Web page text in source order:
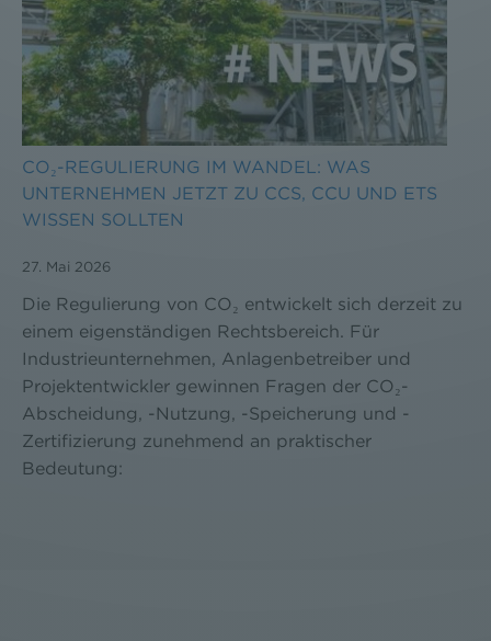
CO₂-REGULIERUNG IM WANDEL: WAS
UNTERNEHMEN JETZT ZU CCS, CCU UND ETS
WISSEN SOLLTEN
27. Mai 2026
Die Regulierung von CO₂ entwickelt sich derzeit zu
einem eigenständigen Rechtsbereich. Für
Industrieunternehmen, Anlagenbetreiber und
Projektentwickler gewinnen Fragen der CO₂-
Abscheidung, -Nutzung, -Speicherung und -
Zertifizierung zunehmend an praktischer
Bedeutung: